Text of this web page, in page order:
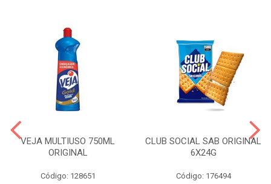
VEJA MULTIUSO 750ML
ORIGINAL
Código: 128651
CLUB SOCIAL SAB ORIGINAL
6X24G
Código: 176494